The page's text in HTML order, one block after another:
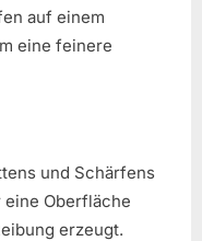
auf einem
eine feinere
und Schärfens
Oberfläche
erzeugt.